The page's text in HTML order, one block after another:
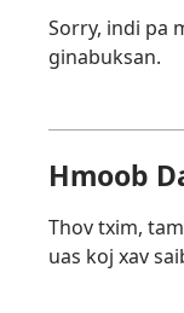
Sorry, indi pa
ginabuksan.
Hmoob
Thov txim,
uas koj xav